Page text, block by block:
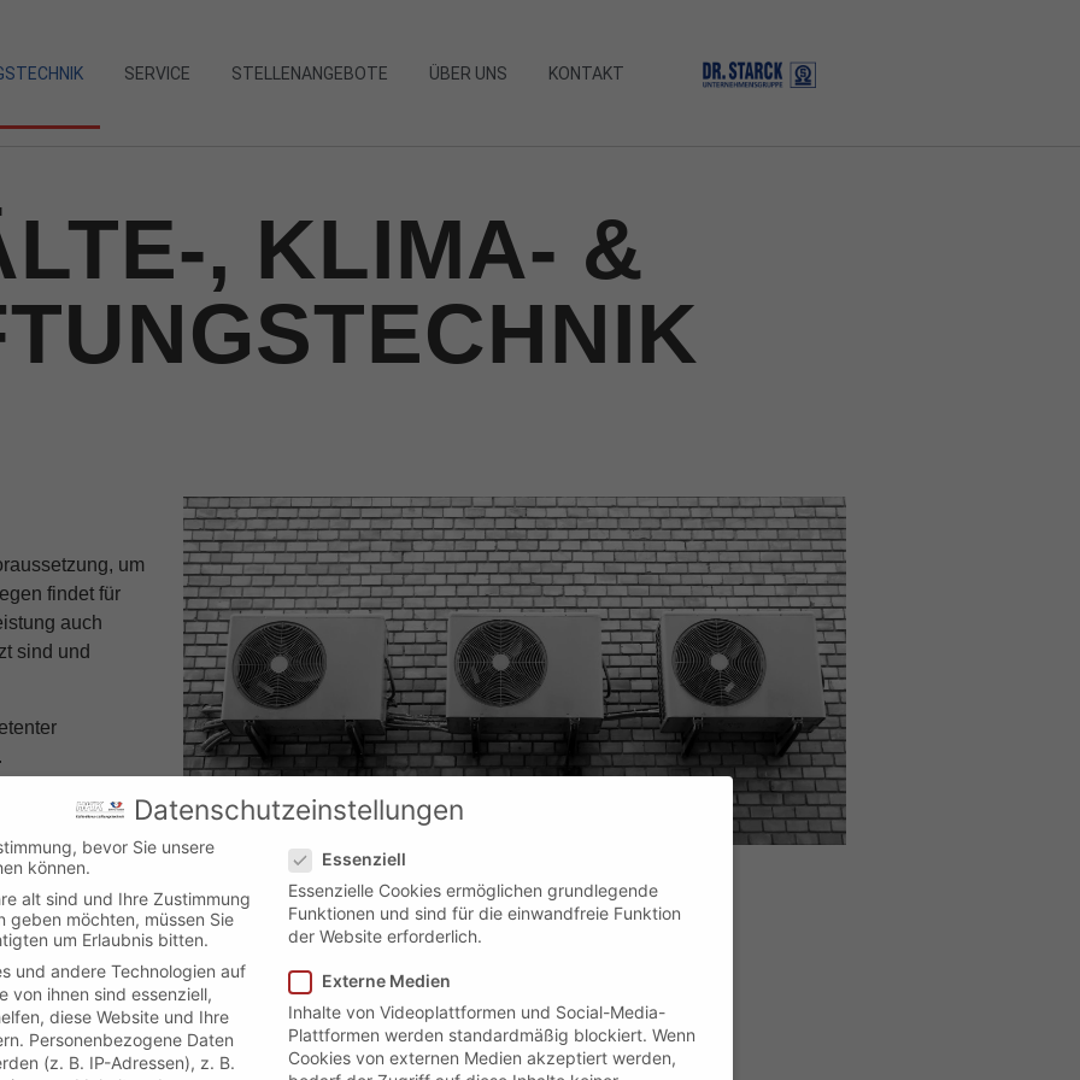
SERVICE STELLENANGEBOTE ÜBER UNS KONTAKT
, KLIMA- &
um
findet für
auch
sind und
eine konkrete
fern wir
Ihre Produkte
KLIMATECHNIK
Datenschutzeinstellungen
bevor Sie unsere
können.
alt sind und Ihre Zustimmung
geben möchten, müssen Sie
um Erlaubnis bitten.
und andere Technologien auf
von ihnen sind essenziell,
diese Website und Ihre
Personenbezogene Daten
(z. B. IP-Adressen), z. B.
Essenziell
Essenzielle Cookies ermöglichen grundlegende
Funktionen und sind für die einwandfreie Funktion
der Website erforderlich.
Externe Medien
Inhalte von Videoplattformen und Social-Media-
Plattformen werden standardmäßig blockiert. Wenn
Cookies von externen Medien akzeptiert werden,